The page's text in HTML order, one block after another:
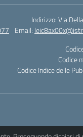
Indirizzo:Via
Email:
Codice
Codice Indice delle